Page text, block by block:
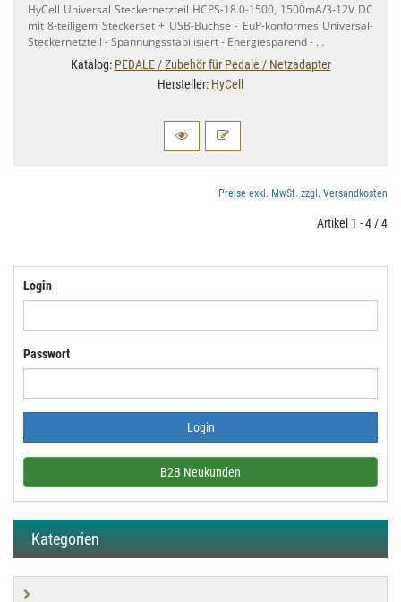
HyCell Universal Steckernetzteil HCPS-​18.​0-1500, 1500mA/​3-12V DC
mit 8-​teiligem Steckerset + USB-​Buchse - EuP-​konformes Universal-​
Steckernetzteil - Spannungsstabilisiert - Energiesparend - …
Katalog: PEDALE / Zubehör für Pedale / Netzadapter
Hersteller: HyCell
Preise exkl. MwSt. zzgl. Versandkosten
Artikel 1 - 4 / 4
Login
Passwort
B2B Neukunden
Kategorien